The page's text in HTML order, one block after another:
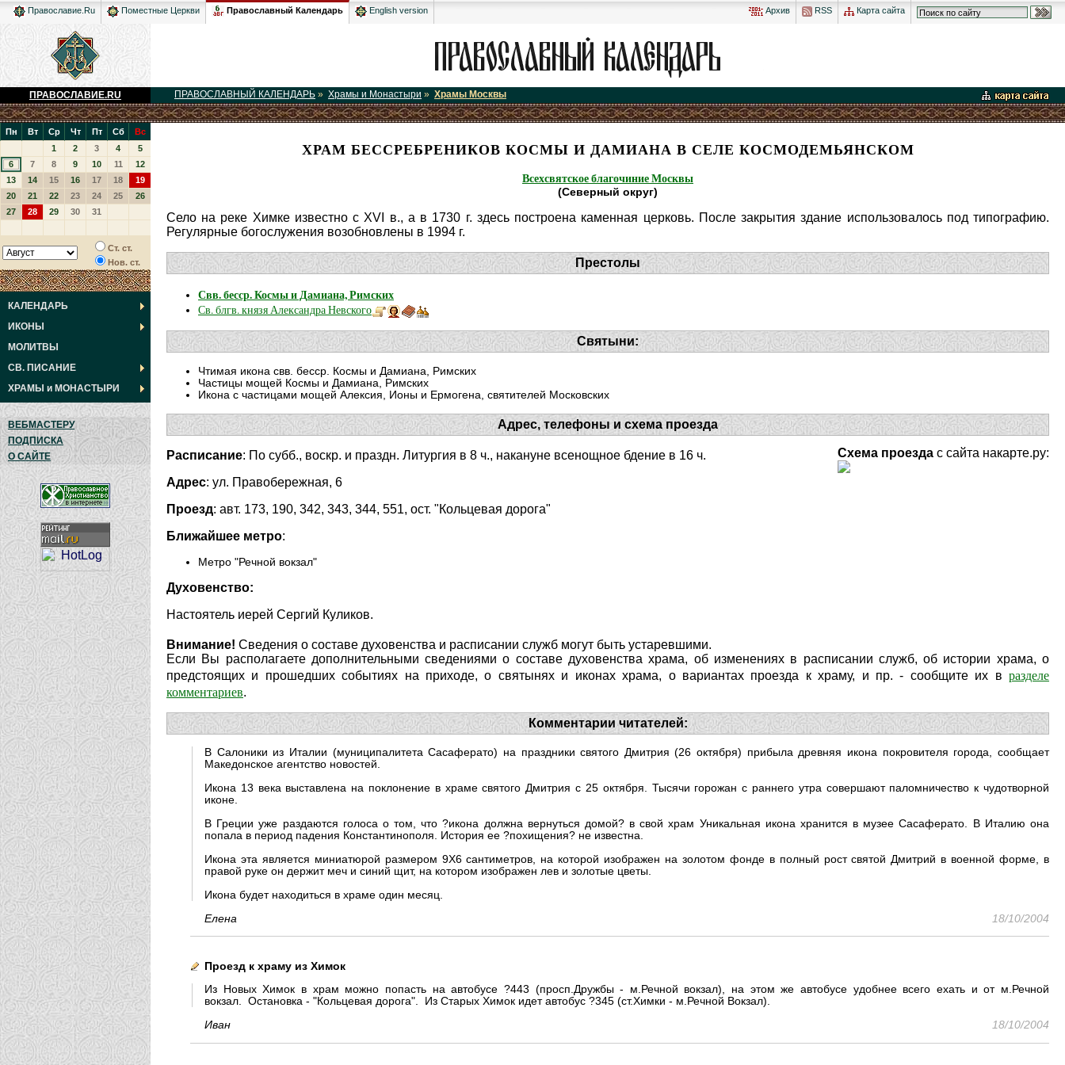
Архив RSS Карта сайта
Православие.Ru Поместные Церкви Православный Календарь English version
ПРАВОСЛАВИЕ.RU ПРАВОСЛАВНЫЙ КАЛЕНДАРЬ » Храмы и Монастыри » Храмы Москвы
Пн Вт Ср Чт Пт Сб
Вс
1
2 3 4
5
6
7 8 9 10 11
12
13
14 15 16 17 18
19
20
21 22 23 24 25
26
27
28 29 30 31
Ст. ст.
Нов. ст.
КАЛЕНДАРЬ
ИКОНЫ
МОЛИТВЫ
СВ. ПИСАНИЕ
ХРАМЫ и МОНАСТЫРИ
ВЕБМАСТЕРУ
ПОДПИСКА
О САЙТЕ
ХРАМ БЕССРЕБРЕНИКОВ КОСМЫ И ДАМИАНА В СЕЛЕ КОСМОДЕМЬЯНСКОМ
Всехсвятское благочиние Москвы
(Северный округ)
Село на реке Химке известно с XVI в., а в 1730 г. здесь построена каменная церковь. После закрытия здание использовалось под типографию.
Регулярные богослужения возобновлены в 1994 г.
Престолы
Свв. бесср. Космы и Дамиана, Римских
Св. блгв. князя Александра Невского
Святыни:
Чтимая икона свв. бесср. Космы и Дамиана, Римских
Частицы мощей Космы и Дамиана, Римских
Икона с частицами мощей Алексия, Ионы и Ермогена, святителей Московских
Адрес, телефоны и схема проезда
Схема проезда с сайта накарте.ру:
Расписание: По субб., воскр. и праздн. Литургия в 8 ч., накануне всенощное бдение в 16 ч.
Адрес: ул. Правобережная, 6
Проезд: авт. 173, 190, 342, 343, 344, 551, ост. "Кольцевая дорога"
Ближайшее метро:
Метро "Речной вокзал"
Духовенство:
Настоятель иерей Сергий Куликов.
Внимание! Сведения о составе духовенства и расписании служб могут быть устаревшими.
Если Вы располагаете дополнительными сведениями о составе духовенства храма, об изменениях в расписании служб, об истории храма, о
предстоящих и прошедших событиях на приходе, о святынях и иконах храма, о вариантах проезда к храму, и пр. - сообщите их в разделе
комментариев.
Комментарии читателей:
В Салоники из Италии (муниципалитета Сасаферато) на праздники святого Дмитрия (26 октября) прибыла древняя икона покровителя города, сообщает
Македонское агентство новостей.
Икона 13 века выставлена на поклонение в храме святого Дмитрия с 25 октября. Тысячи горожан с раннего утра совершают паломничество к чудотворной
иконе.
В Греции уже раздаются голоса о том, что ?икона должна вернуться домой? в свой храм Уникальная икона хранится в музее Сасаферато. В Италию она
попала в период падения Константинополя. История ее ?похищения? не известна.
Икона эта является миниатюрой размером 9Х6 сантиметров, на которой изображен на золотом фонде в полный рост святой Дмитрий в военной форме, в
правой руке он держит меч и синий щит, на котором изображен лев и золотые цветы.
Икона будет находиться в храме один месяц.
18/10/2004
Елена
Проезд к храму из Химок
Из Новых Химок в храм можно попасть на автобусе ?443 (просп.Дружбы - м.Речной вокзал), на этом же автобусе удобнее всего ехать и от м.Речной
вокзал. Остановка - "Кольцевая дорога". Из Старых Химок идет автобус ?345 (ст.Химки - м.Речной Вокзал).
18/10/2004
Иван